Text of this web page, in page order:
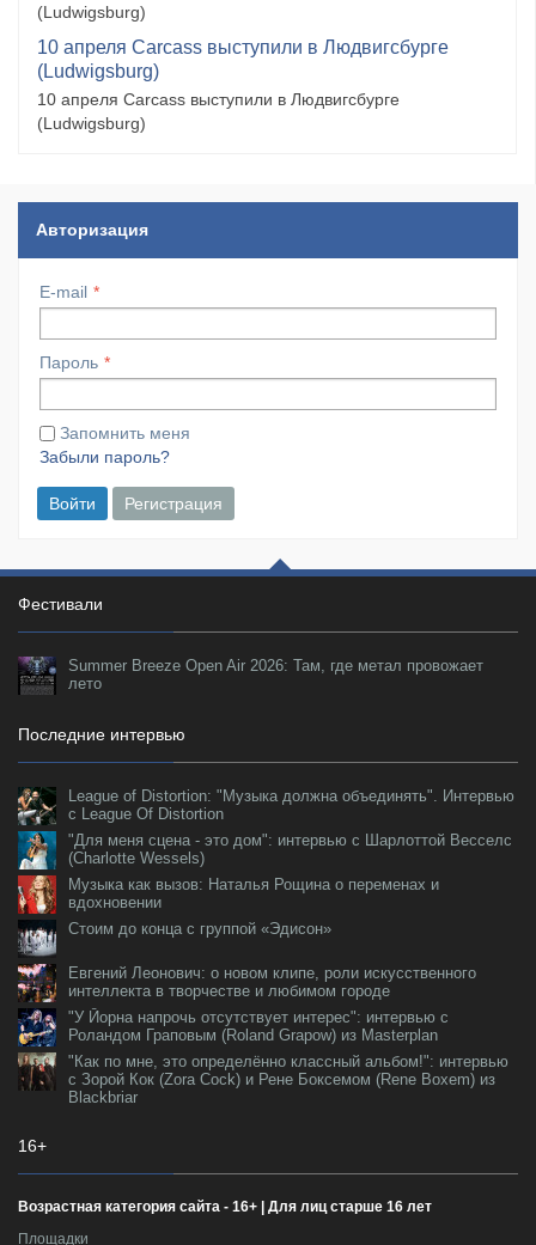
(Ludwigsburg)
10 апреля Carcass выступили в Людвигсбурге
(Ludwigsburg)
10 апреля Carcass выступили в Людвигсбурге
(Ludwigsburg)
Авторизация
E-mail
Пароль
Запомнить меня
Забыли пароль?
Войти Регистрация
Фестивали
Summer Breeze Open Air 2026: Там, где метал провожает
лето
Последние интервью
League of Distortion: "Музыка должна объединять". Интервью
с League Of Distortion
"Для меня сцена - это дом": интервью с Шарлоттой Весселс
(Charlotte Wessels)
Музыка как вызов: Наталья Рощина о переменах и
вдохновении
Стоим до конца с группой «Эдисон»
Евгений Леонович: о новом клипе, роли искусственного
интеллекта в творчестве и любимом городе
"У Йорна напрочь отсутствует интерес": интервью с
Роландом Граповым (Roland Grapow) из Masterplan
"Как по мне, это определённо классный альбом!": интервью
с Зорой Кок (Zora Cock) и Рене Боксемом (Rene Boxem) из
Blackbriar
16+
Возрастная категория сайта - 16+ | Для лиц старше 16 лет
Площадки